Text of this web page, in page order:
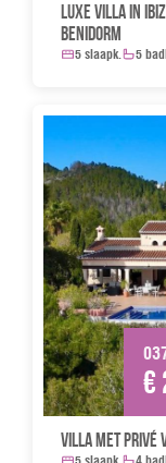
Luxe villa in
Benidorm
5 slaapk. 5
€
Villa met privé
5 slaapk. 4